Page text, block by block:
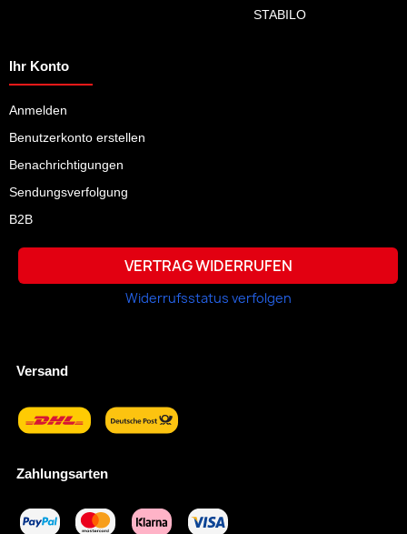
STABILO
Ihr Konto
Anmelden
Benutzerkonto erstellen
Benachrichtigungen
Sendungsverfolgung
B2B
VERTRAG WIDERRUFEN
Widerrufsstatus verfolgen
Versand
Zahlungsarten